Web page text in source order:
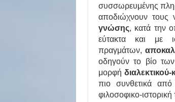
συσσωρευμένης
αποδιώχνουν τους
γνώσης, κατά την
εύτακτα και με
πραγμάτων,
οδηγούν το βίο
μορφή
πιο συνθετικά
φιλοσοφικο-